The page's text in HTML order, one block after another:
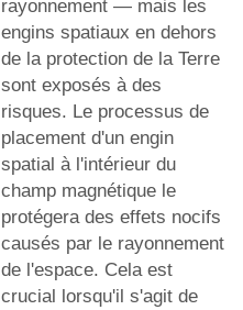
rayonnement — mais les
engins spatiaux en dehors
de la protection de la Terre
sont exposés à des
risques. Le processus de
placement d'un engin
spatial à l'intérieur du
champ magnétique le
protégera des effets nocifs
causés par le rayonnement
de l'espace. Cela est
crucial lorsqu'il s'agit de